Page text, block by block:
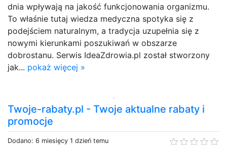
dnia wpływają na jakość funkcjonowania organizmu.
To właśnie tutaj wiedza medyczna spotyka się z
podejściem naturalnym, a tradycja uzupełnia się z
nowymi kierunkami poszukiwań w obszarze
dobrostanu. Serwis IdeaZdrowia.pl został stworzony
jak... pokaż więcej »
Twoje-rabaty.pl - Twoje aktualne rabaty i
promocje
Dodano: 6 miesięcy 1 dzień temu